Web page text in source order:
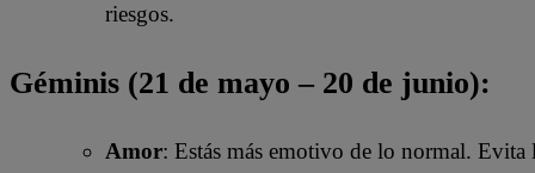
riesgos.
Géminis (21 de mayo – 20 de junio):
Amor: Estás más emotivo de lo normal.